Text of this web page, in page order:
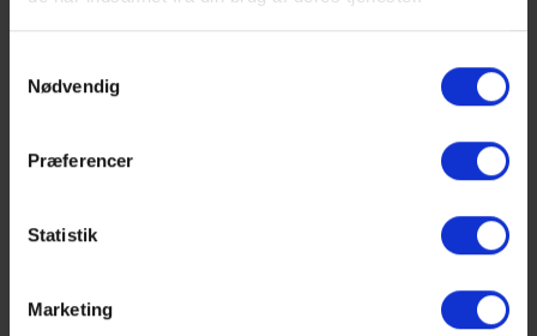
Nødvendig
Præferencer
Statistik
Marketing